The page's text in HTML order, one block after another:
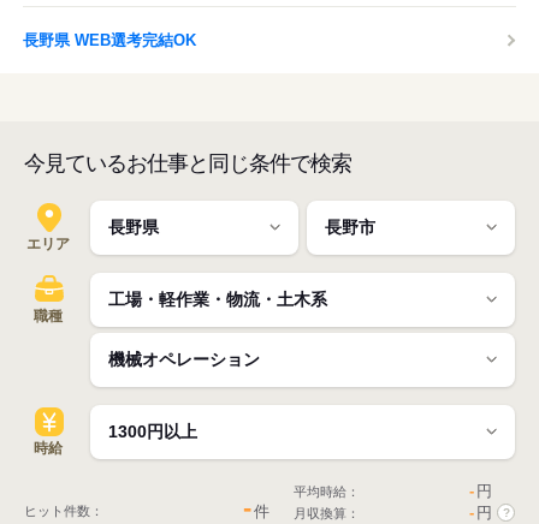
長野県 WEB選考完結OK
今見ているお仕事と同じ条件で検索
エリア
職種
時給
ヒット件数： -件
平均時給： - 円
月収換算： - 円 ?